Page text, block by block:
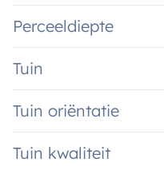
Perceeldiepte
Tuin
Tuin oriëntatie
Tuin kwaliteit